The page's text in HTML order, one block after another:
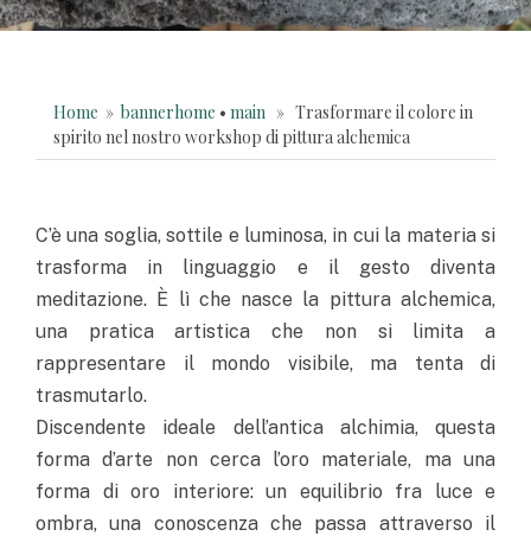
Home » bannerhome • main » Trasformare il colore in
spirito nel nostro workshop di pittura alchemica
C’è una soglia, sottile e luminosa, in cui la materia si
trasforma in linguaggio e il gesto diventa
meditazione. È lì che nasce la pittura alchemica,
una pratica artistica che non si limita a
rappresentare il mondo visibile, ma tenta di
trasmutarlo.
Discendente ideale dell’antica alchimia, questa
forma d’arte non cerca l’oro materiale, ma una
forma di oro interiore: un equilibrio fra luce e
ombra, una conoscenza che passa attraverso il